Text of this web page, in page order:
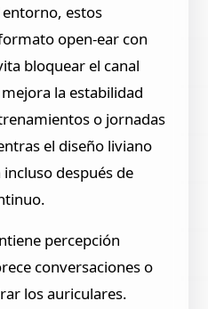
estos
open-ear con
bloquear el canal
la estabilidad
o jornadas
el diseño liviano
después de
percepción
conversaciones o
los auriculares.